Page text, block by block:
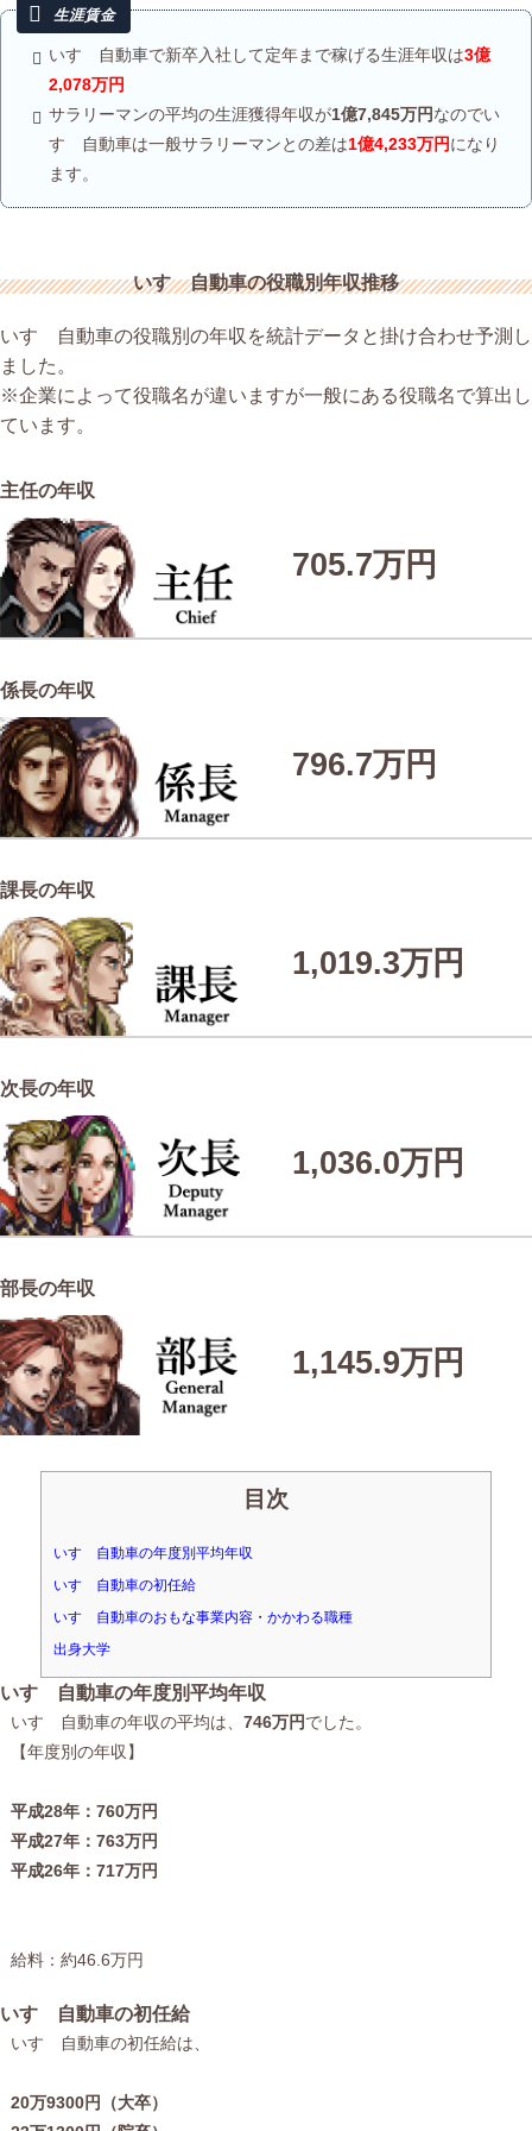
いすゞ自動車で新卒入社して定年まで稼げる生涯年収は3億
2,078万円
サラリーマンの平均の生涯獲得年収が1億7,845万円なのでい
すゞ自動車は一般サラリーマンとの差は1億4,233万円になり
ます。
いすゞ自動車の役職別年収推移
いすゞ自動車の役職別の年収を統計データと掛け合わせ予測し
ました。
※企業によって役職名が違いますが一般にある役職名で算出し
ています。
主任の年収
705.7万円
係長の年収
796.7万円
課長の年収
1,019.3万円
次長の年収
1,036.0万円
部長の年収
1,145.9万円
目次
いすゞ自動車の年度別平均年収
いすゞ自動車の初任給
いすゞ自動車のおもな事業内容・かかわる職種
出身大学
いすゞ自動車の年度別平均年収
いすゞ自動車の年収の平均は、 746万円でした。
【年度別の年収】
平成28年：760万円
平成27年：763万円
平成26年：717万円
給料：約46.6万円
いすゞ自動車の初任給
いすゞ自動車の初任給は、
20万9300円（大卒）